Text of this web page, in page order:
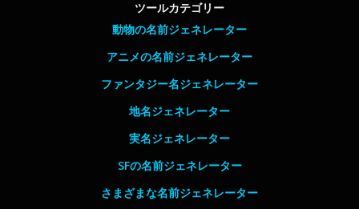
ツールカテゴリー
動物の名前ジェネレーター
アニメの名前ジェネレーター
ファンタジー名ジェネレーター
地名ジェネレーター
実名ジェネレーター
SFの名前ジェネレーター
さまざまな名前ジェネレーター